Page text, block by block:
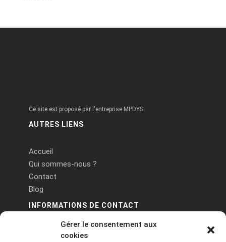
Gérer le consentement aux
cookies
Ce site est proposé par l'entreprise MPDYS
AUTRES LIENS
Accueil
Qui sommes-nous ?
Contact
Blog
INFORMATIONS DE CONTACT
PA Keneach Ouest - 5 rue de Belle-Île - 56400